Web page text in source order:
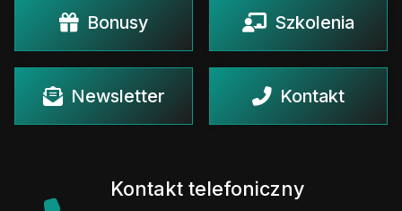
Bonusy Szkolenia
Newsletter Kontakt
Kontakt telefoniczny